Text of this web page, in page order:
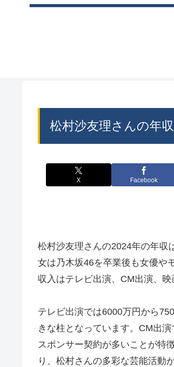
松村沙友理さんの年
X Facebook
松村沙友理さんの2024年の年収
女は乃木坂46を卒業後も女優や
収入はテレビ出演、CM出演、
テレビ出演では6000万円から
きな柱となっています。CM出
スポンサー契約が多いことが特
り、松村さんの多彩な芸能活動